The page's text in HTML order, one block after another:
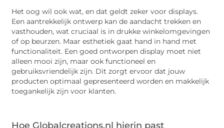
Het oog wil ook wat, en dat geldt zeker voor displays.
Een aantrekkelijk ontwerp kan de aandacht trekken en
vasthouden, wat cruciaal is in drukke winkelomgevingen
of op beurzen. Maar esthetiek gaat hand in hand met
functionaliteit. Een goed ontworpen display moet niet
alleen mooi zijn, maar ook functioneel en
gebruiksvriendelijk zijn. Dit zorgt ervoor dat jouw
producten optimaal gepresenteerd worden en makkelijk
toegankelijk zijn voor klanten.
Hoe Globalcreations.nl hierin past